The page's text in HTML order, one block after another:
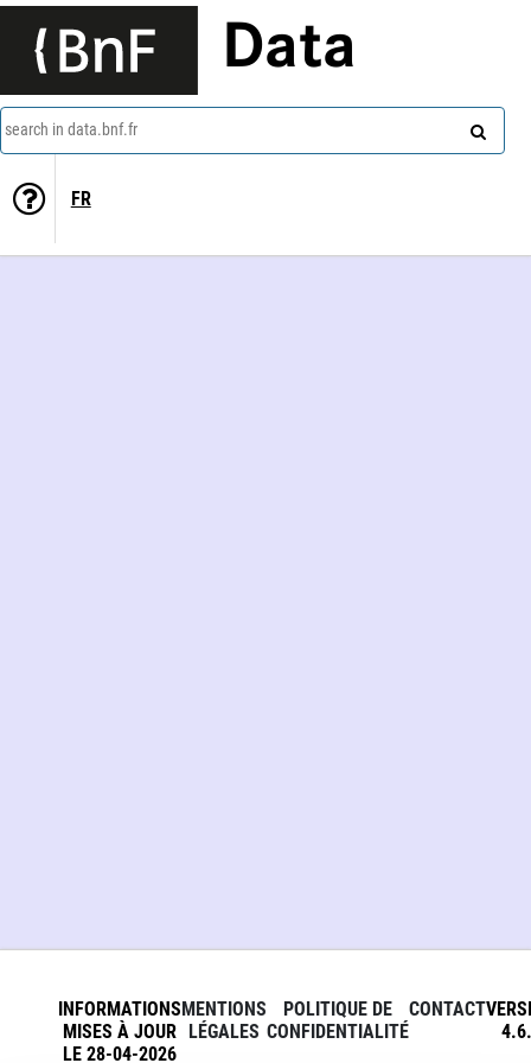
Data
search in data.bnf.fr
FR
INFORMATIONS
MISES À JOUR
LE 28-04-2026
MENTIONS
LÉGALES
POLITIQUE DE
CONFIDENTIALITÉ
CONTACT